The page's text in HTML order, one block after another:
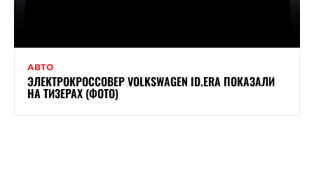
АВТО
ЭЛЕКТРОКРОССОВЕР VOLKSWAGEN ID.ERA ПОКАЗАЛИ
НА ТИЗЕРАХ (ФОТО)